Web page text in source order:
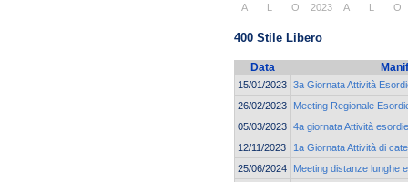
2023
A L O A L O
400 Stile Libero
Data
15/01/2023 3a Giornata Attività
26/02/2023
Meeting Regionale
05/03/2023 4a giornata Attività
12/11/2023
1a Giornata Attività di
25/06/2024
Meeting distanze lunghe